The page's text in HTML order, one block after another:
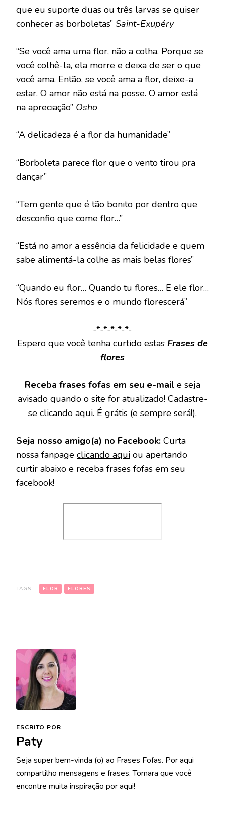
que eu suporte duas ou três larvas se quiser
conhecer as borboletas” Saint-Exupéry
“Se você ama uma flor, não a colha. Porque se
você colhê-la, ela morre e deixa de ser o que
você ama. Então, se você ama a flor, deixe-a
estar. O amor não está na posse. O amor está
na apreciação” Osho
“A delicadeza é a flor da humanidade”
“Borboleta parece flor que o vento tirou pra
dançar”
“Tem gente que é tão bonito por dentro que
desconfio que come flor…”
“Está no amor a essência da felicidade e quem
sabe alimentá-la colhe as mais belas flores”
“Quando eu flor… Quando tu flores… E ele flor…
Nós flores seremos e o mundo florescerá”
-*-*-*-*-*-
Espero que você tenha curtido estas Frases de
flores
Receba frases fofas em seu e-mail e seja
avisado quando o site for atualizado! Cadastre-
se clicando aqui. É grátis (e sempre será!).
Seja nosso amigo(a) no Facebook: Curta
nossa fanpage clicando aqui ou apertando
curtir abaixo e receba frases fofas em seu
facebook!
TAGS: FLOR FLORES
ESCRITO POR
Paty
Seja super bem-vinda (o) ao Frases Fofas. Por aqui
compartilho mensagens e frases. Tomara que você
encontre muita inspiração por aqui!